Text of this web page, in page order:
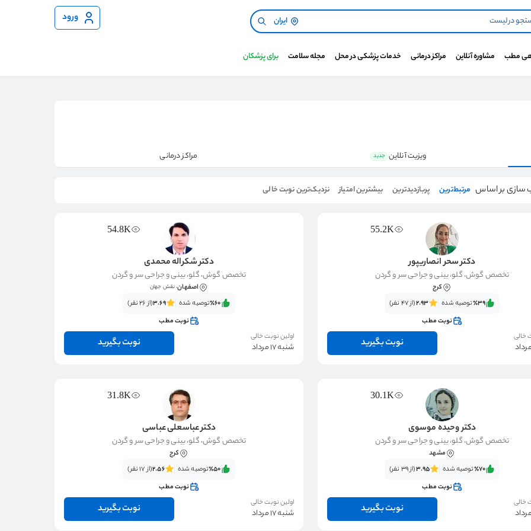
ایران ورود
مطب مشاوره آنلاین مراکز درمانی خدمات پزشکی در محل مجله سلامت برای پزشکان
ویزیت آنلاین جدید مراکز درمانی
سازی بر اساس مرتبط‌ترین پربازدیدترین بیشترین امتیاز نزدیک‌ترین نوبت خالی
55.2K
دکتر سحر انصاریپور
تخصص گوش، گلو، بینی و جراحی سر و گردن
کرج
٪39‌‌‌توصیه شده 2.93(از 47 نفر)
نوبت مطب
خالی
نوبت بگیرید
54.8K
دکتر شکراله محمدی
تخصص گوش، گلو، بینی و جراحی سر و گردن
اصفهان، نقش جهان
٪60‌‌‌توصیه شده 3.69(از 26 نفر)
نوبت مطب
اولین نوبت خالی
شنبه 17 مرداد نوبت بگیرید
30.1K
دکتر وحیده موسوی
تخصص گوش، گلو، بینی و جراحی سر و گردن
مشهد
٪70‌‌‌توصیه شده 3.95(از 39 نفر)
نوبت مطب
خالی
نوبت بگیرید
31.8K
دکتر عباسعلی عباسی
تخصص گوش، گلو، بینی و جراحی سر و گردن
کرج
٪50‌‌‌توصیه شده 2.56(از 17 نفر)
نوبت مطب
اولین نوبت خالی
شنبه 17 مرداد نوبت بگیرید